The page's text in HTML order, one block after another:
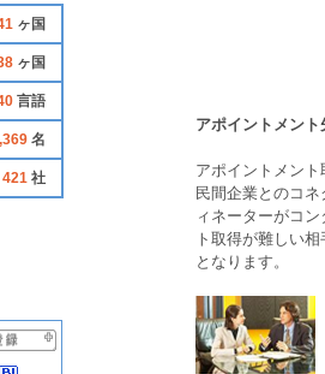
アポイントメン
アポイントメン
民間企業とのコ
ィネーターがコ
ト取得が難しい
となります。
ヶ国
ヶ国
言語
名
421 社